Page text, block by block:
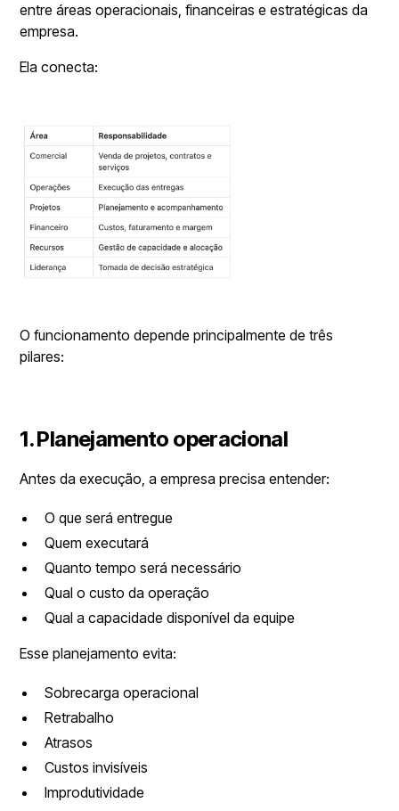
entre áreas operacionais, financeiras e estratégicas da
empresa.
Ela conecta:
O funcionamento depende principalmente de três
pilares:
1. Planejamento operacional
Antes da execução, a empresa precisa entender:
O que será entregue
Quem executará
Quanto tempo será necessário
Qual o custo da operação
Qual a capacidade disponível da equipe
Esse planejamento evita:
Sobrecarga operacional
Retrabalho
Atrasos
Custos invisíveis
Improdutividade